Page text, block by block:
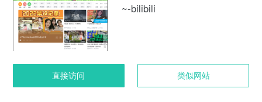
~-bilibili
直接访问 类似网站